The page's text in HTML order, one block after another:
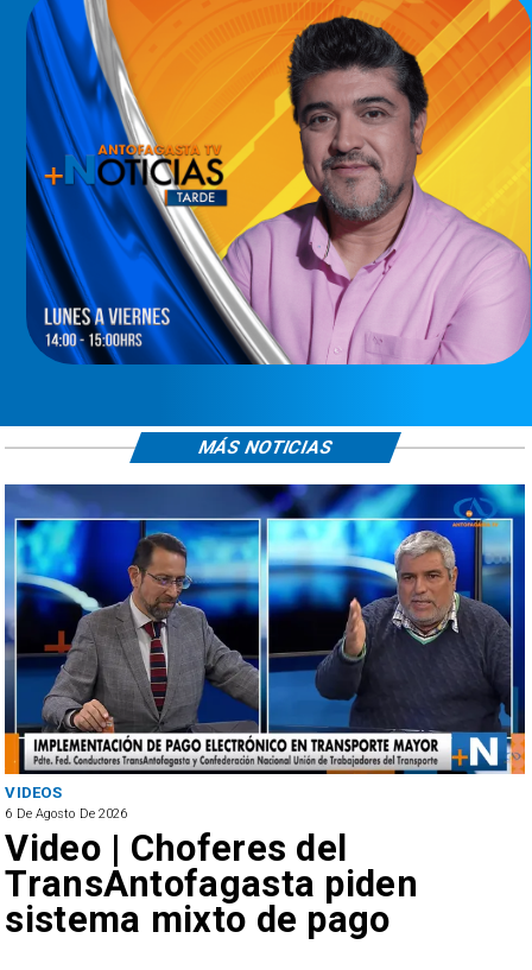
VIDEOS
6 De Agosto De 2026
Video | Choferes del
TransAntofagasta piden
sistema mixto de pago
MÁS NOTICIAS